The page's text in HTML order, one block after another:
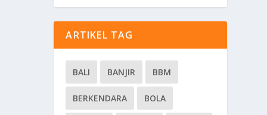
ARTIKEL TAG
BALI BANJIR BBM
BERKENDARA BOLA